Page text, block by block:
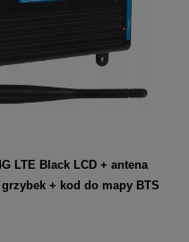
LTE Black LCD + antena
+ kod do mapy BTS